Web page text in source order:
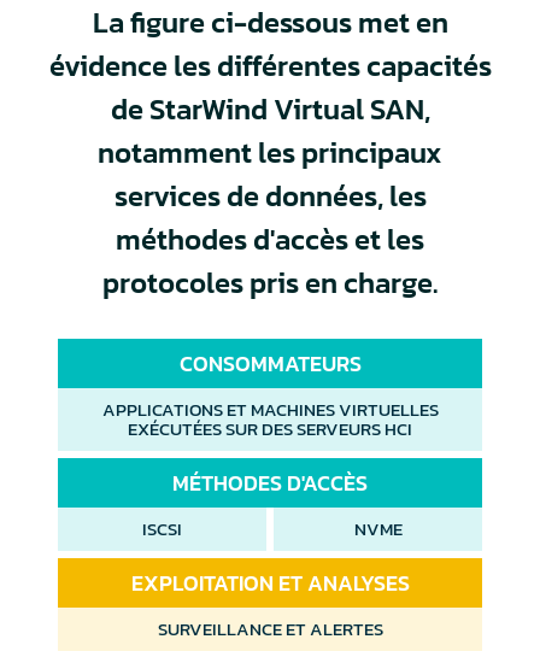
La figure ci-dessous met en
évidence les différentes capacités
de StarWind Virtual SAN,
notamment les principaux
services de données, les
méthodes d'accès et les
protocoles pris en charge.
CONSOMMATEURS
APPLICATIONS ET MACHINES VIRTUELLES
EXÉCUTÉES SUR DES SERVEURS HCI
MÉTHODES D'ACCÈS
ISCSI NVME
EXPLOITATION ET ANALYSES
SURVEILLANCE ET ALERTES